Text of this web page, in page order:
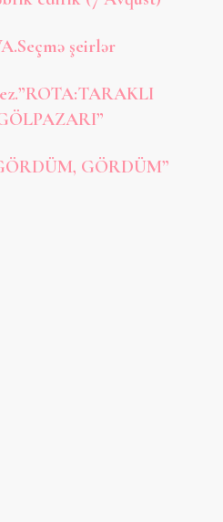
şeirlər
GÖRDÜM”